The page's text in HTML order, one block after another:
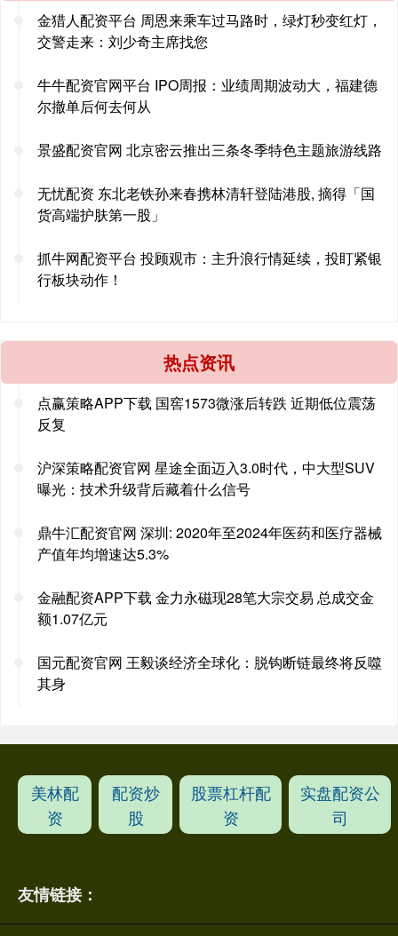
金猎人配资平台 周恩来乘车过马路时，绿灯秒变红灯，
交警走来：刘少奇主席找您
牛牛配资官网平台 IPO周报：业绩周期波动大，福建德
尔撤单后何去何从
景盛配资官网 北京密云推出三条冬季特色主题旅游线路
无忧配资 东北老铁孙来春携林清轩登陆港股, 摘得「国
货高端护肤第一股」
抓牛网配资平台 投顾观市：主升浪行情延续，投盯紧银
行板块动作！
热点资讯
点赢策略APP下载 国窖1573微涨后转跌 近期低位震荡
反复
沪深策略配资官网 星途全面迈入3.0时代，中大型SUV
曝光：技术升级背后藏着什么信号
鼎牛汇配资官网 深圳: 2020年至2024年医药和医疗器械
产值年均增速达5.3%
金融配资APP下载 金力永磁现28笔大宗交易 总成交金
额1.07亿元
国元配资官网 王毅谈经济全球化：脱钩断链最终将反噬
其身
美林配
资
配资炒
股
股票杠杆配
资
实盘配资公
司
友情链接：